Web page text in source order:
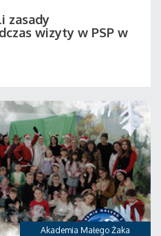
zasady
wizyty w PSP w
Akademia Małego Żaka